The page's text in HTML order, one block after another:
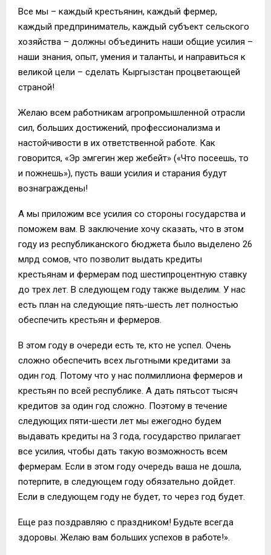
Все мы – каждый крестьянин, каждый фермер,
каждый предприниматель, каждый субъект сельского
хозяйства – должны объединить наши общие усилия –
наши знания, опыт, умения и таланты, и направиться к
великой цели – сделать Кыргызстан процветающей
страной!
Желаю всем работникам агропромышленной отрасли
сил, больших достижений, профессионализма и
настойчивости в их ответственной работе. Как
говорится, «Эр эмгегин жер жебейт» («Что посеешь, то
и пожнешь»), пусть ваши усилия и старания будут
вознаграждены!
А мы приложим все усилия со стороны государства и
поможем вам. В заключение хочу сказать, что в этом
году из республиканского бюджета было выделено 26
млрд сомов, что позволит выдать кредиты
крестьянам и фермерам под шестипроцентную ставку
до трех лет. В следующем году также выделим. У нас
есть план на следующие пять-шесть лет полностью
обеспечить крестьян и фермеров.
В этом году в очереди есть те, кто не успел. Очень
сложно обеспечить всех льготными кредитами за
один год. Потому что у нас полмиллиона фермеров и
крестьян по всей республике. А дать пятьсот тысяч
кредитов за один год сложно. Поэтому в течение
следующих пяти-шести лет мы ежегодно будем
выдавать кредиты на 3 года, государство прилагает
все усилия, чтобы дать такую возможность всем
фермерам. Если в этом году очередь ваша не дошла,
потерпите, в следующем году обязательно дойдет.
Если в следующем году не будет, то через год будет.
Еще раз поздравляю с праздником! Будьте всегда
здоровы. Желаю вам больших успехов в работе!».